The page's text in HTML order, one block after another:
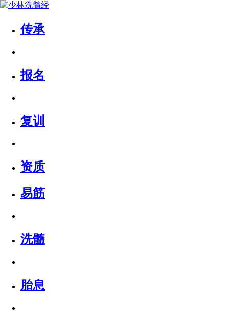
传承
报名
复训
资质
易筋
洗髓
胎息